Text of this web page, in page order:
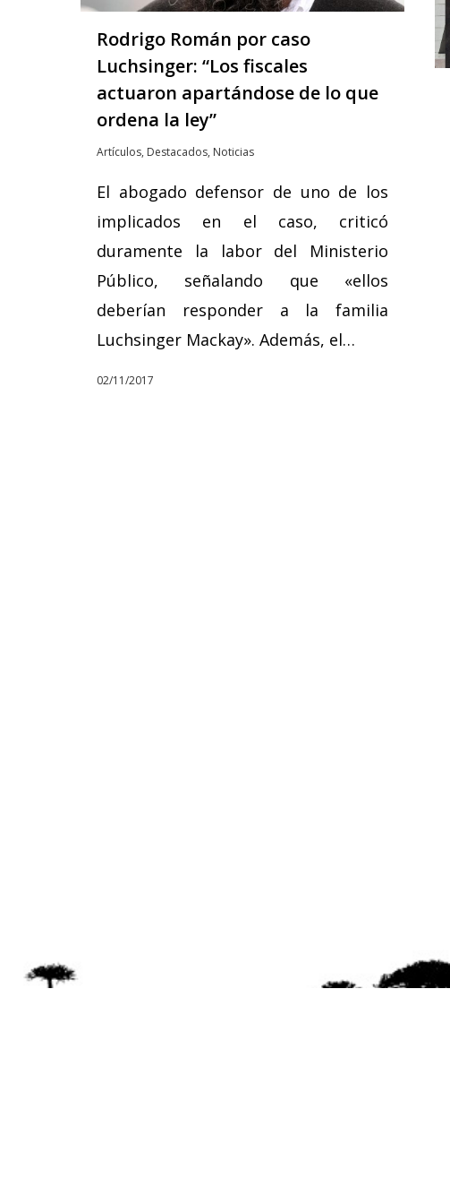
Rodrigo Román por caso
Luchsinger: “Los fiscales
actuaron apartándose de lo que
ordena la ley”
Artículos, Destacados, Noticias
El abogado defensor de uno de los
implicados en el caso, criticó
duramente la labor del Ministerio
Público, señalando que «ellos
deberían responder a la familia
Luchsinger Mackay». Además, el…
02/11/2017